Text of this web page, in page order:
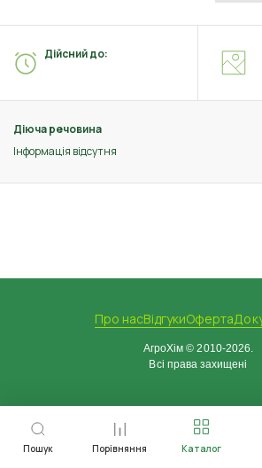
Пошук Порівняння Каталог
Діюча речовина
Інформація відсутня
Дійсний до:
Про насВідгукиОферта
АгроХім © 2010-2026.
Всі права захищені